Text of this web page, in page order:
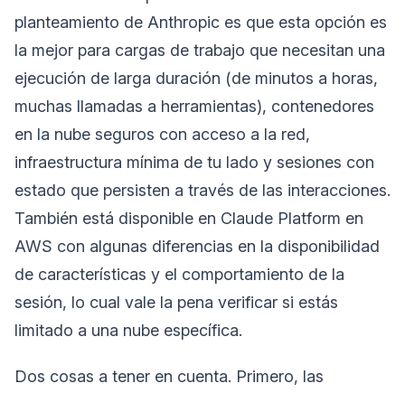
planteamiento de Anthropic es que esta opción es
la mejor para cargas de trabajo que necesitan una
ejecución de larga duración (de minutos a horas,
muchas llamadas a herramientas), contenedores
en la nube seguros con acceso a la red,
infraestructura mínima de tu lado y sesiones con
estado que persisten a través de las interacciones.
También está disponible en Claude Platform en
AWS con algunas diferencias en la disponibilidad
de características y el comportamiento de la
sesión, lo cual vale la pena verificar si estás
limitado a una nube específica.
Dos cosas a tener en cuenta. Primero, las